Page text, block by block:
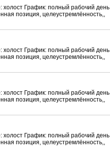
График: полный рабочий день
позиция, целеустремлённость,,
График: полный рабочий день
позиция, целеустремлённость,,
График: полный рабочий день
позиция, целеустремлённость,,
График: полный рабочий день
позиция, целеустремлённость,,